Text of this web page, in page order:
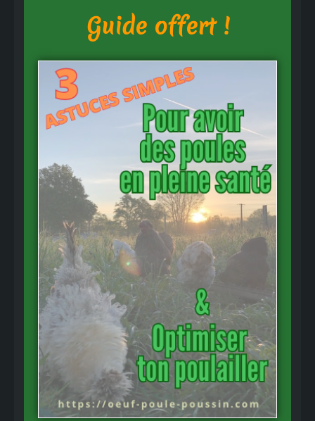
Guide offert !